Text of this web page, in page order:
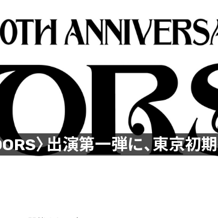
〉出演第一弾に、東京初期